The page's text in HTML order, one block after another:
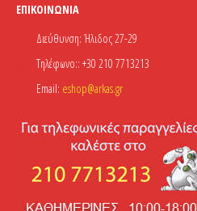
ΕΠΙΚΟΙΝΩΝΊΑ
Διεύθυνση: Ήλιδος 27-29
Τηλέφωνο:: +30 210 7713213
Email: eshop@arkas.gr